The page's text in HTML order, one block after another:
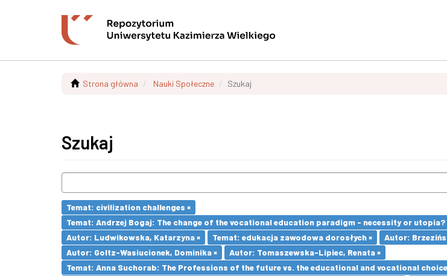
Strona główna Nauki Społeczne Szukaj
Szukaj
Temat: civilization challenges ×
Temat: Andrzej Bogaj: The change of the vocational education paradigm - necessity or utopia?
Autor: Ludwikowska, Katarzyna ×
Temat: edukacja zawodowa dorosłych ×
Autor:
Autor: Goltz-Wasiucionek, Dominika ×
Autor: Tomaszewska-Lipiec, Renata ×
Temat: Anna Suchorab: The Professions of the future vs. the educational and vocational